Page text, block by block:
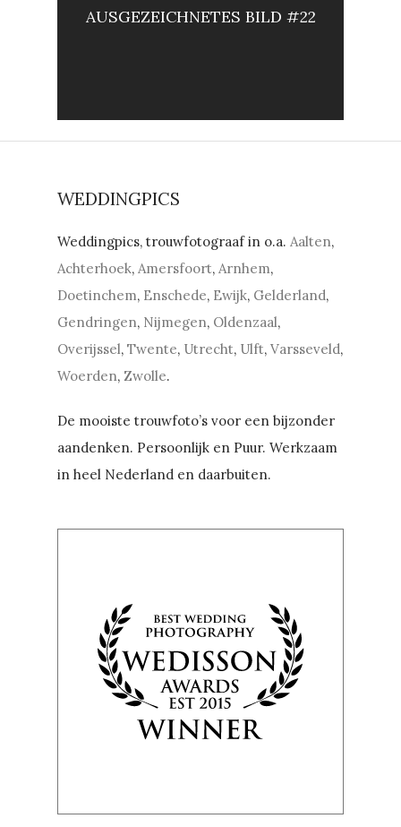
AUSGEZEICHNETES BILD #22
WEDDINGPICS
Weddingpics, trouwfotograaf in o.a. Aalten,
Achterhoek, Amersfoort, Arnhem,
Doetinchem, Enschede, Ewijk, Gelderland,
Gendringen, Nijmegen, Oldenzaal,
Overijssel,Twente, Utrecht, Ulft,Varsseveld,
Woerden, Zwolle.
De mooiste trouwfoto’s voor een bijzonder
aandenken. Persoonlijk en Puur. Werkzaam
in heel Nederland en daarbuiten.